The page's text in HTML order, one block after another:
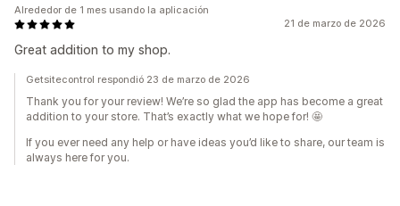
21 de marzo de 2026
Great addition to my shop.
Alrededor de 1 mes usando la aplicación
Getsitecontrol respondió 23 de marzo de 2026
Thank you for your review! We’re so glad the app has become a great
addition to your store. That’s exactly what we hope for! 🤩
If you ever need any help or have ideas you’d like to share, our team is
always here for you.